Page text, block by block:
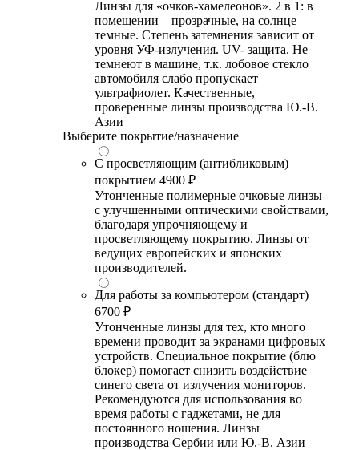
Линзы для «очков-хамелеонов». 2 в 1: в
помещении – прозрачные, на солнце –
темные. Степень затемнения зависит от
уровня УФ-излучения. UV- защита. Не
темнеют в машине, т.к. лобовое стекло
автомобиля слабо пропускает
ультрафиолет. Качественные,
проверенные линзы производства Ю.-В.
Азии
Выберите покрытие/назначение
С просветляющим (антибликовым)
покрытием 4900 ₽
Утонченные полимерные очковые линзы
с улучшенными оптическими свойствами,
благодаря упрочняющему и
просветляющему покрытию. Линзы от
ведущих европейских и японских
производителей.
Для работы за компьютером (стандарт)
6700 ₽
Утонченные линзы для тех, кто много
времени проводит за экранами цифровых
устройств. Специальное покрытие (блю
блокер) помогает снизить воздействие
синего света от излучения мониторов.
Рекомендуются для использования во
время работы с гаджетами, не для
постоянного ношения. Линзы
производства Сербии или Ю.-В. Азии